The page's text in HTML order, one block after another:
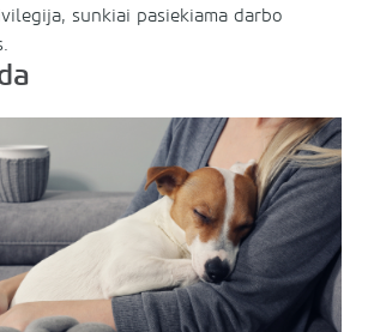
sunkiai pasiekiama darbo